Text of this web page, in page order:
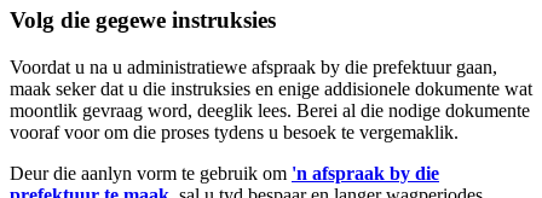
Volg die gegewe instruksies
Voordat u na u administratiewe afspraak by die prefektuur gaan,
maak seker dat u die instruksies en enige addisionele dokumente wat
moontlik gevraag word, deeglik lees. Berei al die nodige dokumente
vooraf voor om die proses tydens u besoek te vergemaklik.
Deur die aanlyn vorm te gebruik om 'n afspraak by die